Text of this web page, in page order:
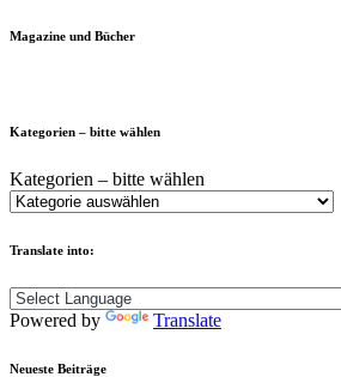
Magazine und Bücher
Kategorien – bitte wählen
Kategorien – bitte wählen
Translate into:
Powered by Translate
Neueste Beiträge